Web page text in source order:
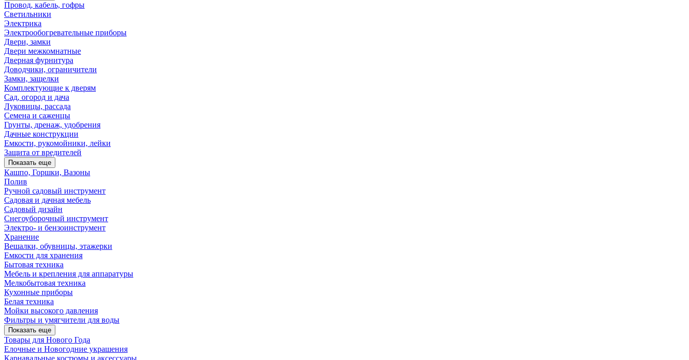
Провод, кабель, гофры
Светильники
Электрика
Электрообогревательные приборы
Двери, замки
Двери межкомнатные
Дверная фурнитура
Доводчики, ограничители
Замки, защелки
Комплектующие к дверям
Сад, огород и дача
Луковицы, рассада
Семена и саженцы
Грунты, дренаж, удобрения
Дачные конструкции
Емкости, рукомойники, лейки
Защита от вредителей
Показать еще
Кашпо, Горшки, Вазоны
Полив
Ручной садовый инструмент
Садовая и дачная мебель
Садовый дизайн
Снегоуборочный инструмент
Электро- и бензоинструмент
Хранение
Вешалки, обувницы, этажерки
Емкости для хранения
Бытовая техника
Мебель и крепления для аппаратуры
Мелкобытовая техника
Кухонные приборы
Белая техника
Мойки высокого давления
Фильтры и умягчители для воды
Показать еще
Товары для Нового Года
Елочные и Новогодние украшения
Карнавальные костюмы и аксессуары